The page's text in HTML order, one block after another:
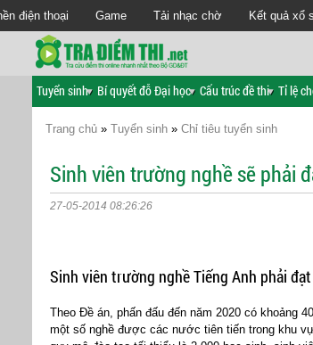
điện thoại Game Tải nhạc chờ Kết quả xổ
Tuyển sinh Bí quyết đỗ Đại học Cấu trúc đề thi Tỉ lệ
Trang chủ » Tuyển sinh » Chỉ tiêu tuyển sinh
Sinh viên trường nghề sẽ phải
27-05-2014 08:26:26
Sinh viên trường nghề Tiếng Anh phải đạt
Theo Đề án, phấn đấu đến năm 2020 có khoảng
một số nghề được các nước tiên tiến trong khu